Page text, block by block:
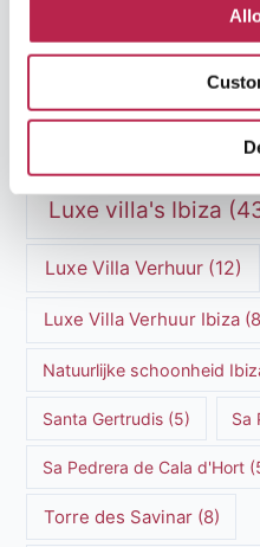
Ibiza restaurants(9)
ibiza vakantie(14)
Luxe villa's Ibiza
Luxe Villa Verhuur(12)
Luxe Villa Verhuur Ibiza
Natuurlijke schoonheid
Santa Gertrudis (5) Sa
Sa Pedrera de Cala d'Hort
Torre des Savinar(8)